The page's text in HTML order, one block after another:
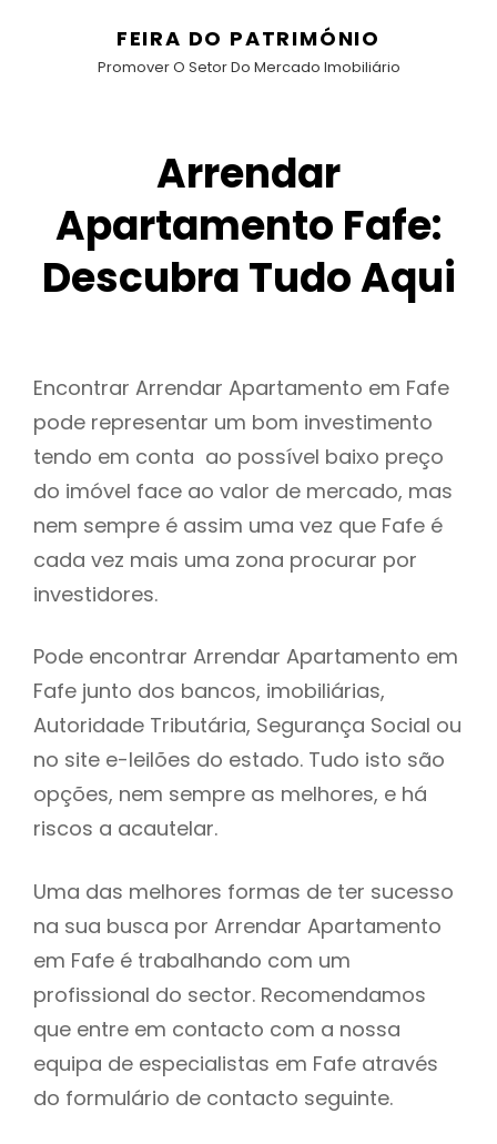
FEIRA DO PATRIMÓNIO
Promover O Setor Do Mercado Imobiliário
Arrendar
Apartamento Fafe:
Descubra Tudo Aqui
Encontrar Arrendar Apartamento em Fafe
pode representar um bom investimento
tendo em conta ao possível baixo preço
do imóvel face ao valor de mercado, mas
nem sempre é assim uma vez que Fafe é
cada vez mais uma zona procurar por
investidores.
Pode encontrar Arrendar Apartamento em
Fafe junto dos bancos, imobiliárias,
Autoridade Tributária, Segurança Social ou
no site e-leilões do estado. Tudo isto são
opções, nem sempre as melhores, e há
riscos a acautelar.
Uma das melhores formas de ter sucesso
na sua busca por Arrendar Apartamento
em Fafe é trabalhando com um
profissional do sector. Recomendamos
que entre em contacto com a nossa
equipa de especialistas em Fafe através
do formulário de contacto seguinte.